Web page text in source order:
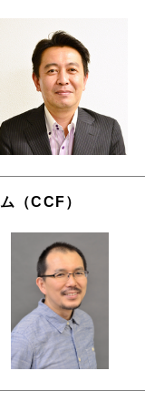
（CCF）